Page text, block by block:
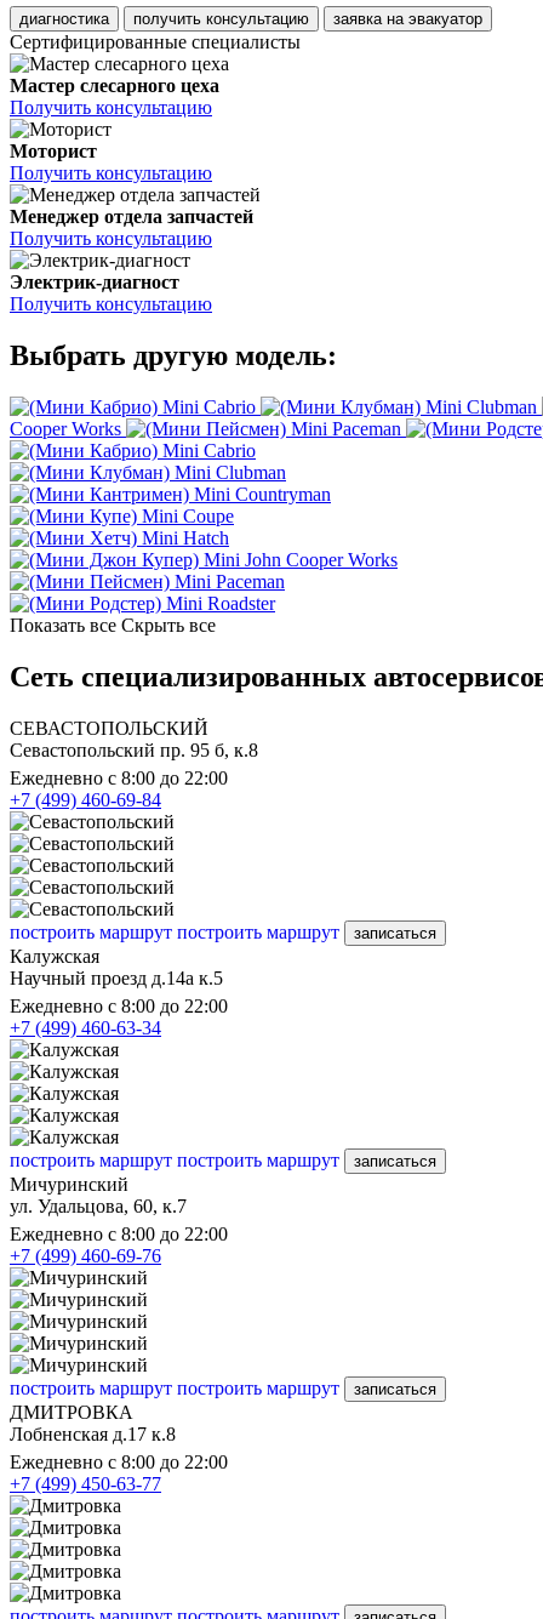
диагностика получить консультацию заявка на эвакуатор
Сертифицированные специалисты
Мастер слесарного цеха
Получить консультацию
Моторист
Получить консультацию
Менеджер отдела запчастей
Получить консультацию
Электрик-диагност
Получить консультацию
Выбрать другую модель:
Mini Cabrio
Mini Clubman
Cooper Works
Mini Paceman
Mini Cabrio
Mini Clubman
Mini Countryman
Mini Coupe
Mini Hatch
Mini John Cooper Works
Mini Paceman
Mini Roadster
Показать все Скрыть все
Сеть специализированных
СЕВАСТОПОЛЬСКИЙ
Севастопольский пр. 95 б, к.8
Ежедневно с 8:00 до 22:00
+7 (499) 460-69-84
построить маршрут построить маршрут записаться
Калужская
Научный проезд д.14а к.5
Ежедневно с 8:00 до 22:00
+7 (499) 460-63-34
построить маршрут построить маршрут записаться
Мичуринский
ул. Удальцова, 60, к.7
Ежедневно с 8:00 до 22:00
+7 (499) 460-69-76
построить маршрут построить маршрут записаться
ДМИТРОВКА
Лобненская д.17 к.8
Ежедневно с 8:00 до 22:00
+7 (499) 450-63-77